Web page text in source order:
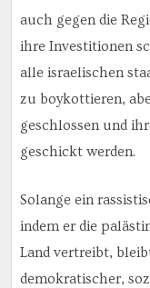
auch gegen die
ihre Investitionen
alle israelischen
zu boykottieren,
geschlossen und
geschickt werden.
Solange ein
indem er die
Land vertreibt,
demokratischer,